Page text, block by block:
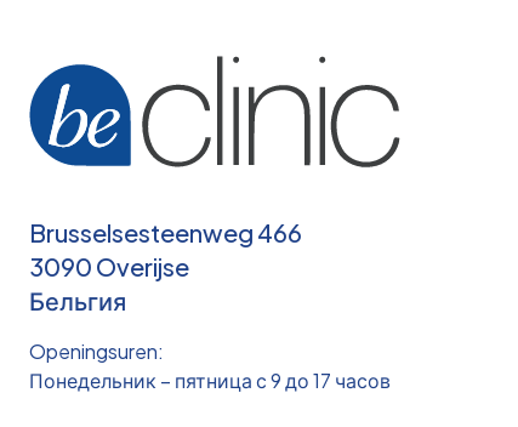
Brusselsesteenweg 466
3090 Overijse
Бельгия
Openingsuren:
Понедельник – пятница с 9 до 17 часов